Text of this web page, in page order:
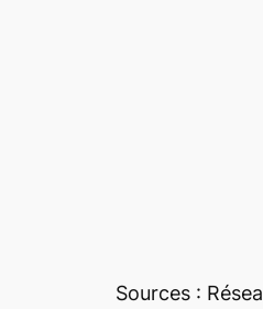
Sources :